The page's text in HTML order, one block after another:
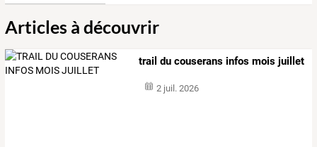
Articles à découvrir
trail du couserans infos mois juillet
2 juil. 2026